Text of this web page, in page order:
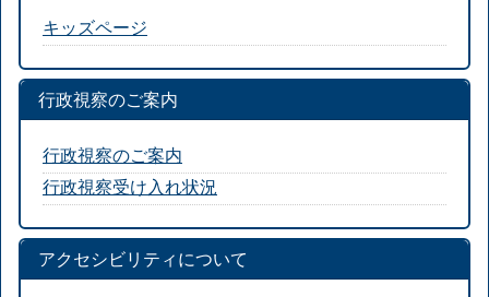
キッズページ
行政視察のご案内
行政視察のご案内
行政視察受け入れ状況
アクセシビリティについて